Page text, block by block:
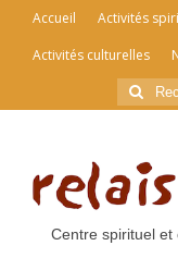
Accueil Activités
Activités culturelles
:
Centre spirituel